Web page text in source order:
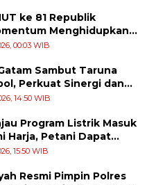
ke 81 Republik
Menghidupkan
Juang Para Pahlawan
00:03 WIB
Sambut Taruna
Perkuat Sinergi dan
Masyarakat
14:50 WIB
Program Listrik Masuk
Harja, Petani Dapat
KWH
15:50 WIB
Resmi Pimpin Polres